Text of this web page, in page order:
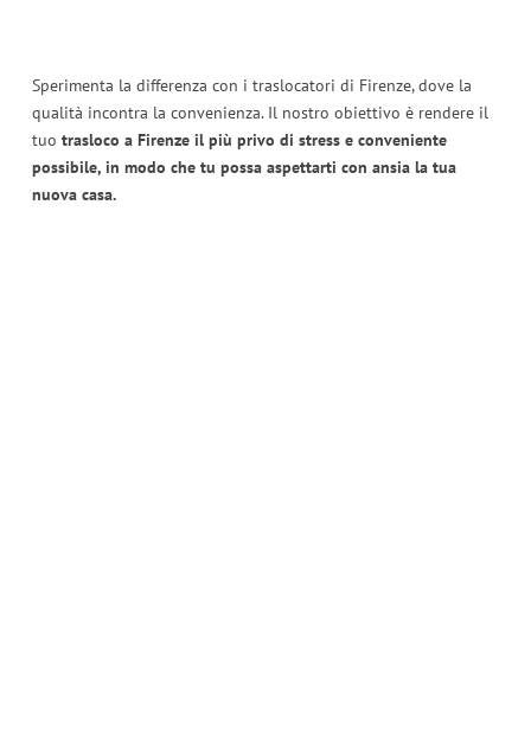
Sperimenta la differenza con i traslocatori di Firenze, dove la
qualità incontra la convenienza. Il nostro obiettivo è rendere il
tuo trasloco a Firenze il più privo di stress e conveniente
possibile, in modo che tu possa aspettarti con ansia la tua
nuova casa.